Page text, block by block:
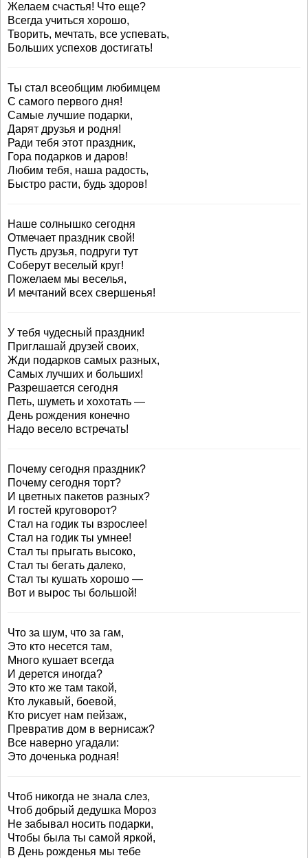
Желаем счастья! Что еще?
Всегда учиться хорошо,
Творить, мечтать, все успевать,
Больших успехов достигать!
Ты стал всеобщим любимцем
С самого первого дня!
Самые лучшие подарки,
Дарят друзья и родня!
Ради тебя этот праздник,
Гора подарков и даров!
Любим тебя, наша радость,
Быстро расти, будь здоров!
Наше солнышко сегодня
Отмечает праздник свой!
Пусть друзья, подруги тут
Соберут веселый круг!
Пожелаем мы веселья,
И мечтаний всех свершенья!
У тебя чудесный праздник!
Приглашай друзей своих,
Жди подарков самых разных,
Самых лучших и больших!
Разрешается сегодня
Петь, шуметь и хохотать —
День рождения конечно
Надо весело встречать!
Почему сегодня праздник?
Почему сегодня торт?
И цветных пакетов разных?
И гостей круговорот?
Стал на годик ты взрослее!
Стал на годик ты умнее!
Стал ты прыгать высоко,
Стал ты бегать далеко,
Стал ты кушать хорошо —
Вот и вырос ты большой!
Что за шум, что за гам,
Это кто несется там,
Много кушает всегда
И дерется иногда?
Это кто же там такой,
Кто лукавый, боевой,
Кто рисует нам пейзаж,
Превратив дом в вернисаж?
Все наверно угадали:
Это доченька родная!
Чтоб никогда не знала слез,
Чтоб добрый дедушка Мороз
Не забывал носить подарки,
Чтобы была ты самой яркой,
В День рожденья мы тебе